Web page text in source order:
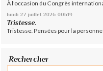
À l’occasion du Congrès
lundi 27 juillet 2026 00h19
Tristesse.
Tristesse. Pensées pour la
Rechercher